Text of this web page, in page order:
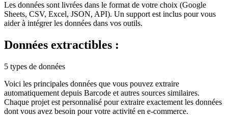
Les données sont livrées dans le format de votre choix (Google
Sheets, CSV, Excel, JSON, API). Un support est inclus pour vous
aider à intégrer les données dans vos outils.
Données extractibles :
5 types de données
Voici les principales données que vous pouvez extraire
automatiquement depuis Barcode et autres sources similaires.
Chaque projet est personnalisé pour extraire exactement les données
dont vous avez besoin pour votre activité en e-commerce.